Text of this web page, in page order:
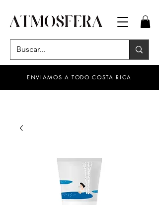
ENVIAMOS A TODO COSTA RICA